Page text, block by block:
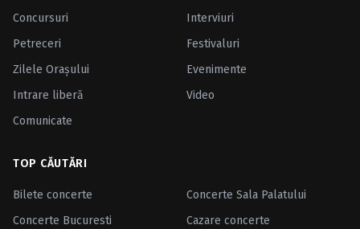
Concursuri
Interviuri
Petreceri
Festivaluri
Zilele Oraşului
Evenimente
Intrare liberă
Video
Comunicate
TOP CĂUTĂRI
Bilete concerte
Concerte Sala Palatului
Concerte Bucuresti
Cazare concerte